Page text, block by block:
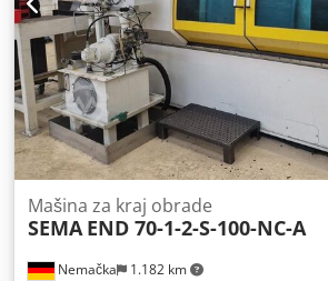
filter, čip transporter, vreteno hlađenje,
infracrvenih dodirnih sondi
Nemačka 1.182 km
Mašina za kraj obrade
SEMA END 70-1-2-S-100-NC-A